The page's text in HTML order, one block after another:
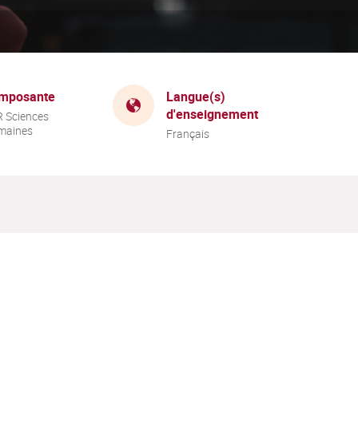
Sciences
Langue(s)
d'enseignement
Français